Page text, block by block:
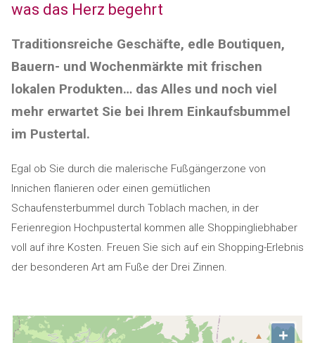
was das Herz begehrt
Traditionsreiche Geschäfte, edle Boutiquen,
Bauern- und Wochenmärkte mit frischen
lokalen Produkten… das Alles und noch viel
mehr erwartet Sie bei Ihrem Einkaufsbummel
im Pustertal.
Egal ob Sie durch die malerische Fußgängerzone von
Innichen flanieren oder einen gemütlichen
Schaufensterbummel durch Toblach machen, in der
Ferienregion Hochpustertal kommen alle Shoppingliebhaber
voll auf ihre Kosten. Freuen Sie sich auf ein Shopping-Erlebnis
der besonderen Art am Fuße der Drei Zinnen.
+